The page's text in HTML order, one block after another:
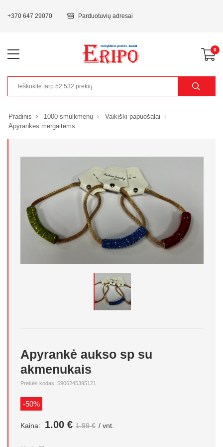
+370 647 29070 Parduotuvių adresai
0
Pradinis 1000 smulkmenų
Vaikiški papuošalai
Apyrankės mergaitėms
Apyrankė aukso sp su
akmenukais
Prekės kodas: 5906245395121
-50%
Kaina: 1.00 € 1.99 € / vnt.